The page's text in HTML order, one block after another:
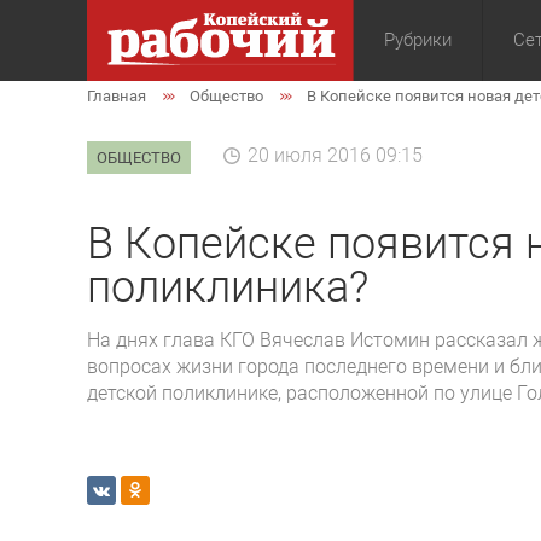
Рубрики
Общество
Главная Общество В Копейске появится новая
ОБЩЕСТВО 20 июля 2016 09:15
В Копейске появится
поликлиника?
На днях глава КГО Вячеслав Истомин
вопросах жизни города последнего времени и
детской поликлинике, расположенной по улице